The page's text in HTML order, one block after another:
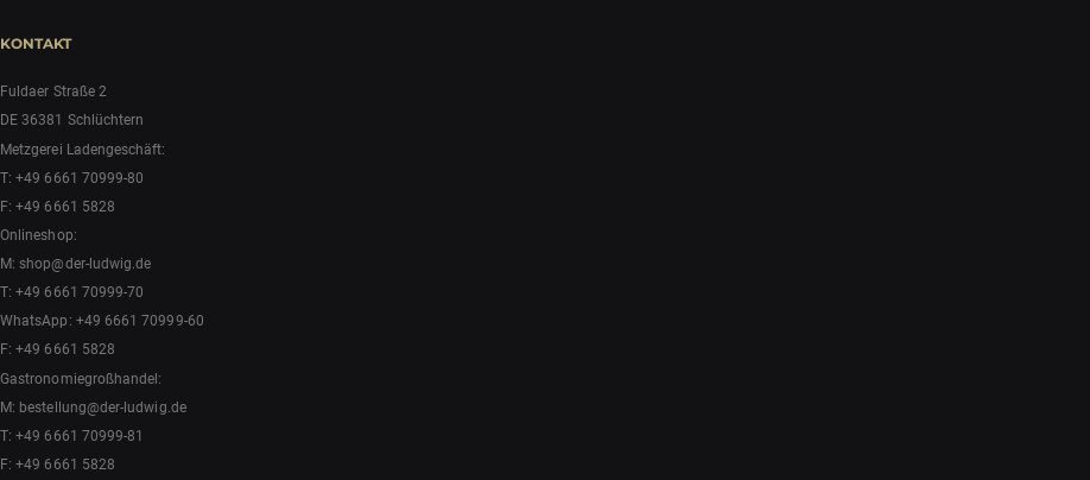
KONTAKT
Fuldaer Straße 2
DE 36381 Schlüchtern
Metzgerei Ladengeschäft:
T:+49 6661 70999-80
F: +49 6661 5828
Onlineshop:
M:shop@der-ludwig.de
T:+49 6661 70999-70
WhatsApp: +49 6661 70999-60
F: +49 6661 5828
Gastronomiegroßhandel:
M: bestellung@der-ludwig.de
T:+49 6661 70999-81
F: +49 6661 5828